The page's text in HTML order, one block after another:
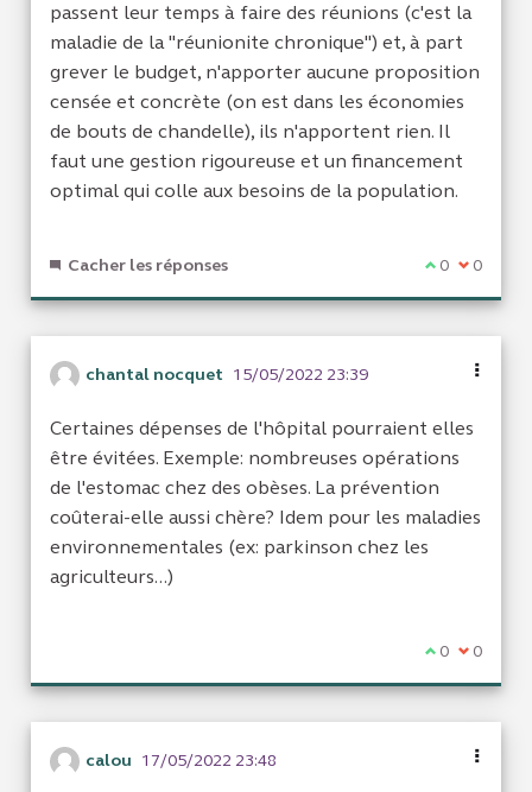
passent leur temps à faire des réunions (c'est la
maladie de la "réunionite chronique") et, à part
grever le budget, n'apporter aucune proposition
censée et concrète (on est dans les économies
de bouts de chandelle), ils n'apportent rien. Il
faut une gestion rigoureuse et un financement
optimal qui colle aux besoins de la population.
Cacher les réponses Je suis
0 Je ne
0
chantal nocquet 15/05/2022 23:39
Certaines dépenses de l'hôpital pourraient elles
être évitées. Exemple: nombreuses opérations
de l'estomac chez des obèses. La prévention
coûterai-elle aussi chère? Idem pour les maladies
environnementales (ex: parkinson chez les
agriculteurs...)
Je suis
0 Je ne
0
calou 17/05/2022 23:48